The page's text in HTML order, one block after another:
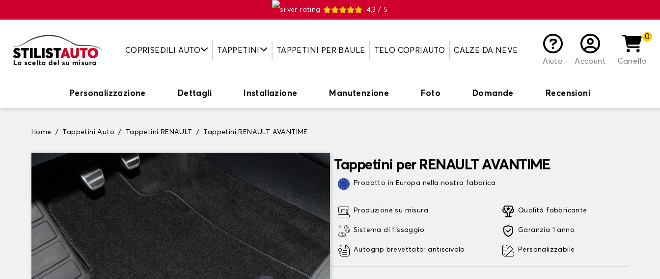
4,3 / 5
COPRISEDILI AUTO TAPPETINI TAPPETINI PER BAULE TELO COPRIAUTO
CALZE DA NEVE
Aiuto
Account
0
Carrello
Personalizzazione Dettagli Installazione Manutenzione Foto Domande Recensioni
Home Tappetini Auto Tappetini RENAULT Tappetini RENAULT AVANTIME
Tappetini per RENAULT AVANTIME
Prodotto in Europa nella nostra fabbrica
Produzione su misura
Sistema di fissaggio
Autogrip brevettato: antiscivolo
Qualità fabbricante
Garanzia 1 anno
Personalizzabile